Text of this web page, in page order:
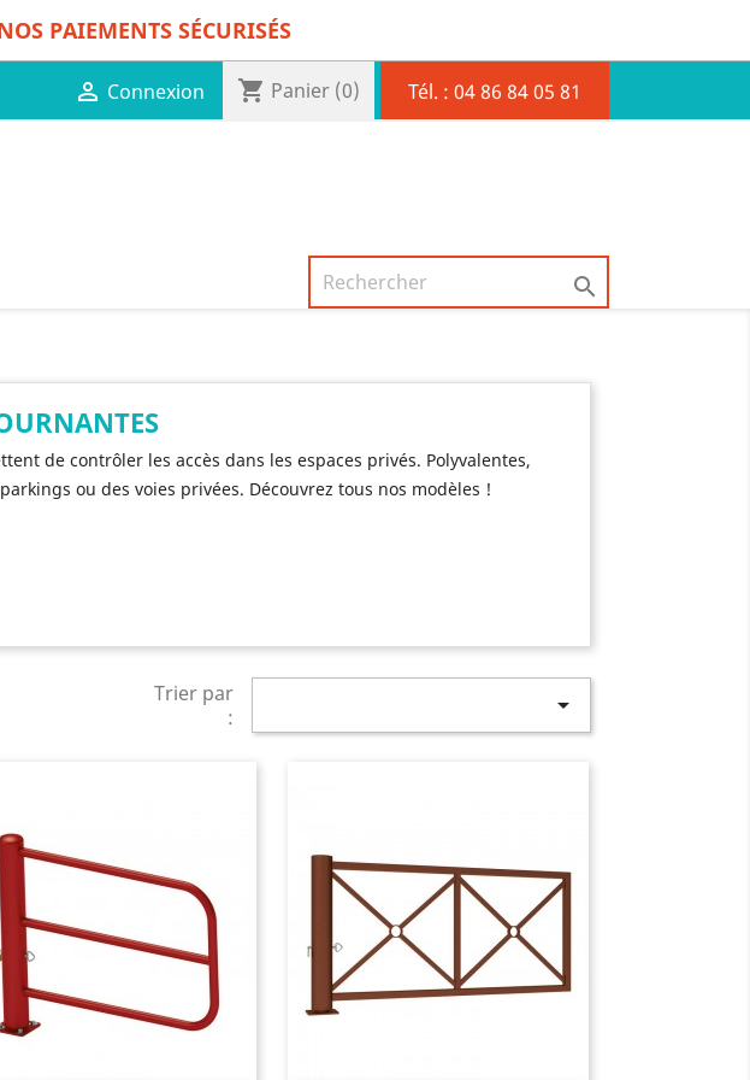
PAIEMENTS SÉCURISÉS
 Connexion shopping_cart Panier (0) Tél. : 04 86 84 05 81

de contrôler les accès dans les espaces privés. Polyvalentes,
ou des voies privées. Découvrez tous nos modèles !
Trier par
:
